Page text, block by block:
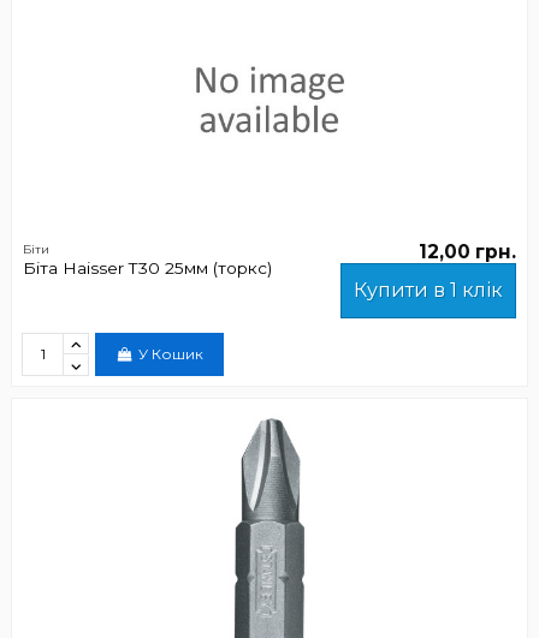
Біти
Біта Haisser Т30 25мм (торкс)
12,00 грн.
Купити в 1 клік
У Кошик